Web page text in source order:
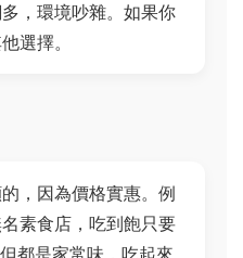
，環境吵雜。如果你
選擇。
，因為價格實惠。例
素食店，吃到飽只要